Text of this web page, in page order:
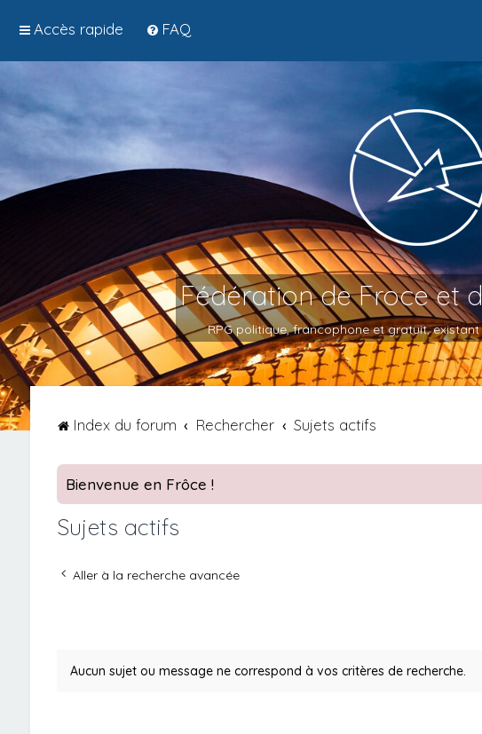
Accès rapide FAQ
Fédération de Froce et
RPG politique, francophone et gratuit,
Index du forum Rechercher Sujets actifs
Bienvenue en Frôce !
Sujets actifs
Aller à la recherche avancée
Aucun sujet ou message ne correspond à vos critères de recherche.